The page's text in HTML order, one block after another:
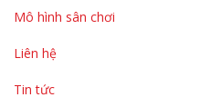
Mô hình sân chơi
Liên hệ
Tin tức